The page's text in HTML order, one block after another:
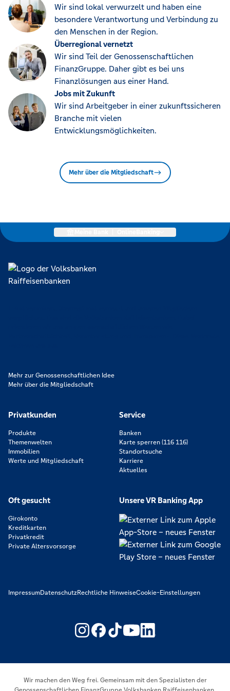
Wir sind lokal verwurzelt und haben eine
besondere Verantwortung und Verbindung zu
den Menschen in der Region.
Überregional vernetzt
Wir sind Teil der Genossenschaftlichen
FinanzGruppe. Daher gibt es bei uns
Finanzlösungen aus einer Hand.
Jobs mit Zukunft
Wir sind Arbeitgeber in einer zukunftssicheren
Branche mit vielen
Entwicklungsmöglichkeiten.
Mehr über die Mitgliedschaft
Mehr zur Genossenschaftlichen Idee
Mehr über die Mitgliedschaft
Privatkunden
Produkte
Themenwelten
Immobilien
Werte und Mitgliedschaft
Service
Banken
Karte sperren (116 116)
Standortsuche
Karriere
Aktuelles
Oft gesucht
Girokonto
Kreditkarten
Privatkredit
Private Altersvorsorge
Unsere VR Banking App
ImpressumDatenschutzRechtliche HinweiseCookie-Einstellungen
https://www.youtube.com/
https://
Wir machen den Weg frei. Gemeinsam mit den Spezialisten der